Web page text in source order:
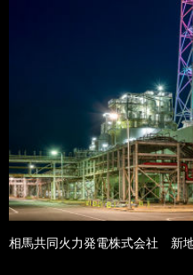
相馬共同火力発電株式会社 新